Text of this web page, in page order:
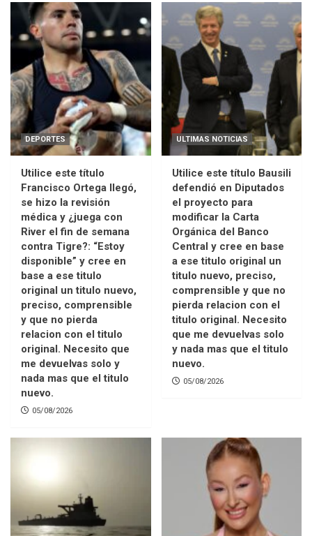
DEPORTES
Utilice este título
Francisco Ortega llegó,
se hizo la revisión
médica y ¿juega con
River el fin de semana
contra Tigre?: “Estoy
disponible” y cree en
base a ese titulo
original un titulo nuevo,
preciso, comprensible
y que no pierda
relacion con el titulo
original. Necesito que
me devuelvas solo y
nada mas que el titulo
nuevo.
05/08/2026
ULTIMAS NOTICIAS
Utilice este título Bausili
defendió en Diputados
el proyecto para
modificar la Carta
Orgánica del Banco
Central y cree en base
a ese titulo original un
titulo nuevo, preciso,
comprensible y que no
pierda relacion con el
titulo original. Necesito
que me devuelvas solo
y nada mas que el titulo
nuevo.
05/08/2026